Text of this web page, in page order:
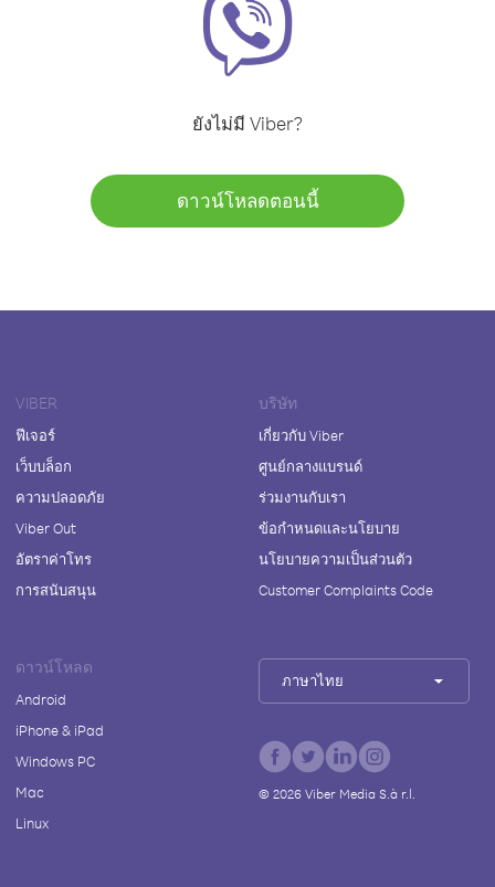
ยังไม่มี Viber?
ดาวน์โหลดตอนนี้
VIBER
ฟีเจอร์
เว็บบล็อก
ความปลอดภัย
Viber Out
อัตราค่าโทร
การสนับสนุน
บริษัท
เกี่ยวกับ Viber
ศูนย์กลางแบรนด์
ร่วมงานกับเรา
ข้อกำหนดและนโยบาย
นโยบายความเป็นส่วนตัว
Customer Complaints Code
ดาวน์โหลด
Android
iPhone & iPad
Windows PC
Mac
Linux
ภาษาไทย
© 2026Viber Media S.à r.l.